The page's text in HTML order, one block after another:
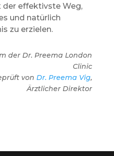
der effektivste Weg,
und natürlich
zu erzielen.
der Dr. Preema London
Clinic
vonDr. Preema Vig,
Ärztlicher Direktor